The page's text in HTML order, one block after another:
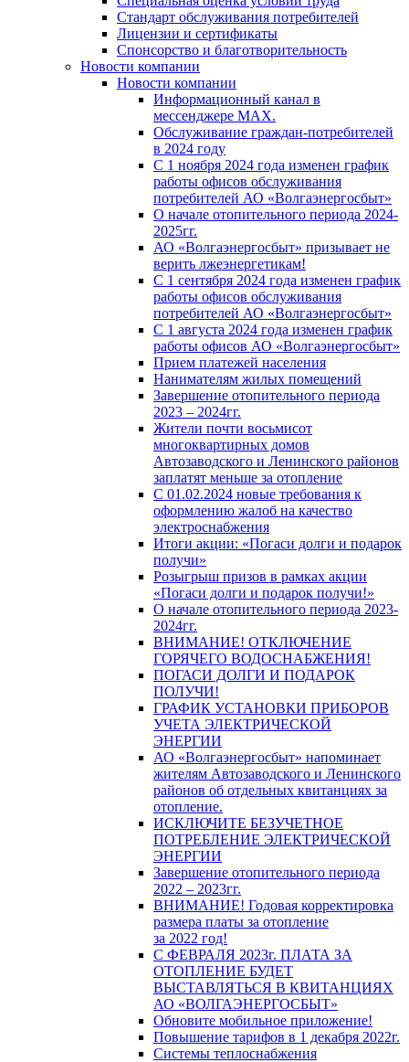
Стандарт обслуживания потребителей
Лицензии и сертификаты
Спонсорство и благотворительность
Новости компании
Новости компании
Информационный канал в
мессенджере MAX.
Обслуживание граждан-потребителей
в 2024 году
С 1 ноября 2024 года изменен график
работы офисов обслуживания
потребителей АО «Волгаэнергосбыт»
О начале отопительного периода 2024-
2025гг.
АО «Волгаэнергосбыт» призывает не
верить лжеэнергетикам!
С 1 сентября 2024 года изменен график
работы офисов обслуживания
потребителей АО «Волгаэнергосбыт»
С 1 августа 2024 года изменен график
работы офисов АО «Волгаэнергосбыт»
Прием платежей населения
Нанимателям жилых помещений
Завершение отопительного периода
2023 – 2024гг.
Жители почти восьмисот
многоквартирных домов
Автозаводского и Ленинского районов
заплатят меньше за отопление
С 01.02.2024 новые требования к
оформлению жалоб на качество
электроснабжения
Итоги акции: «Погаси долги и подарок
получи»
Розыгрыш призов в рамках акции
«Погаси долги и подарок получи!»
О начале отопительного периода 2023-
2024гг.
ВНИМАНИЕ! ОТКЛЮЧЕНИЕ
ГОРЯЧЕГО ВОДОСНАБЖЕНИЯ!
ПОГАСИ ДОЛГИ И ПОДАРОК
ПОЛУЧИ!
ГРАФИК УСТАНОВКИ ПРИБОРОВ
УЧЕТА ЭЛЕКТРИЧЕСКОЙ
ЭНЕРГИИ
АО «Волгаэнергосбыт» напоминает
жителям Автозаводского и Ленинского
районов об отдельных квитанциях за
отопление.
ИСКЛЮЧИТЕ БЕЗУЧЕТНОЕ
ПОТРЕБЛЕНИЕ ЭЛЕКТРИЧЕСКОЙ
ЭНЕРГИИ
Завершение отопительного периода
2022 – 2023гг.
ВНИМАНИЕ! Годовая корректировка
размера платы за отопление
за 2022 год!
С ФЕВРАЛЯ 2023г. ПЛАТА ЗА
ОТОПЛЕНИЕ БУДЕТ
ВЫСТАВЛЯТЬСЯ В КВИТАНЦИЯХ
АО «ВОЛГАЭНЕРГОСБЫТ»
Обновите мобильное приложение!
Повышение тарифов в 1 декабря 2022г.
Системы теплоснабжения